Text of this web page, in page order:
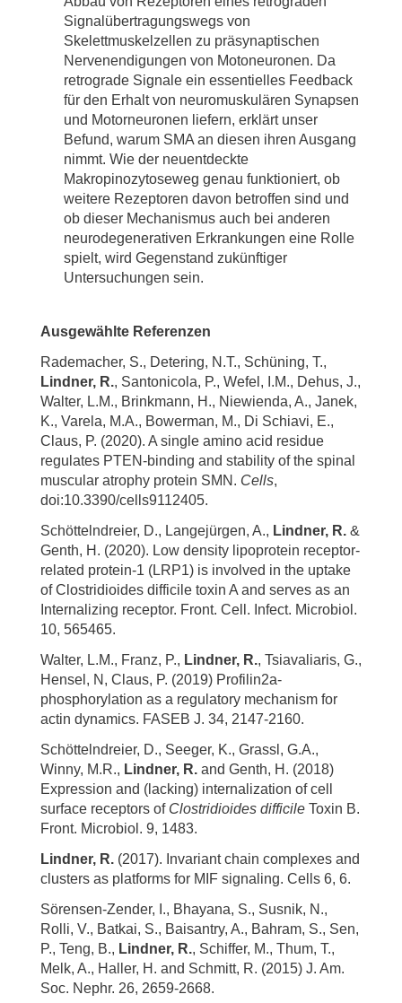
Signalübertragungswegs von
Skelettmuskelzellen zu präsynaptischen
Nervenendigungen von Motoneuronen. Da
retrograde Signale ein essentielles Feedback
für den Erhalt von neuromuskulären Synapsen
und Motorneuronen liefern, erklärt unser
Befund, warum SMA an diesen ihren Ausgang
nimmt. Wie der neuentdeckte
Makropinozytoseweg genau funktioniert, ob
weitere Rezeptoren davon betroffen sind und
ob dieser Mechanismus auch bei anderen
neurodegenerativen Erkrankungen eine Rolle
spielt, wird Gegenstand zukünftiger
Untersuchungen sein.
Ausgewählte Referenzen
Rademacher, S., Detering, N.T., Schüning, T.,
Lindner, R., Santonicola, P., Wefel, I.M., Dehus, J.,
Walter, L.M., Brinkmann, H., Niewienda, A., Janek,
K., Varela, M.A., Bowerman, M., Di Schiavi, E.,
Claus, P. (2020). A single amino acid residue
regulates PTEN-binding and stability of the spinal
muscular atrophy protein SMN. Cells,
doi:10.3390/cells9112405.
Schöttelndreier, D., Langejürgen, A., Lindner, R. &
Genth, H. (2020). Low density lipoprotein receptor-
related protein-1 (LRP1) is involved in the uptake
of Clostridioides difficile toxin A and serves as an
Internalizing receptor. Front. Cell. Infect. Microbiol.
10, 565465.
Walter, L.M., Franz, P., Lindner, R., Tsiavaliaris, G.,
Hensel, N, Claus, P. (2019) Profilin2a-
phosphorylation as a regulatory mechanism for
actin dynamics. FASEB J. 34, 2147-2160.
Schöttelndreier, D., Seeger, K., Grassl, G.A.,
Winny, M.R., Lindner, R. and Genth, H. (2018)
Expression and (lacking) internalization of cell
surface receptors of Clostridioides difficile Toxin B.
Front. Microbiol. 9, 1483.
Lindner, R. (2017). Invariant chain complexes and
clusters as platforms for MIF signaling. Cells 6, 6.
Sörensen-Zender, I., Bhayana, S., Susnik, N.,
Rolli, V., Batkai, S., Baisantry, A., Bahram, S., Sen,
P., Teng, B., Lindner, R., Schiffer, M., Thum, T.,
Melk, A., Haller, H. and Schmitt, R. (2015) J. Am.
Soc. Nephr. 26, 2659-2668.